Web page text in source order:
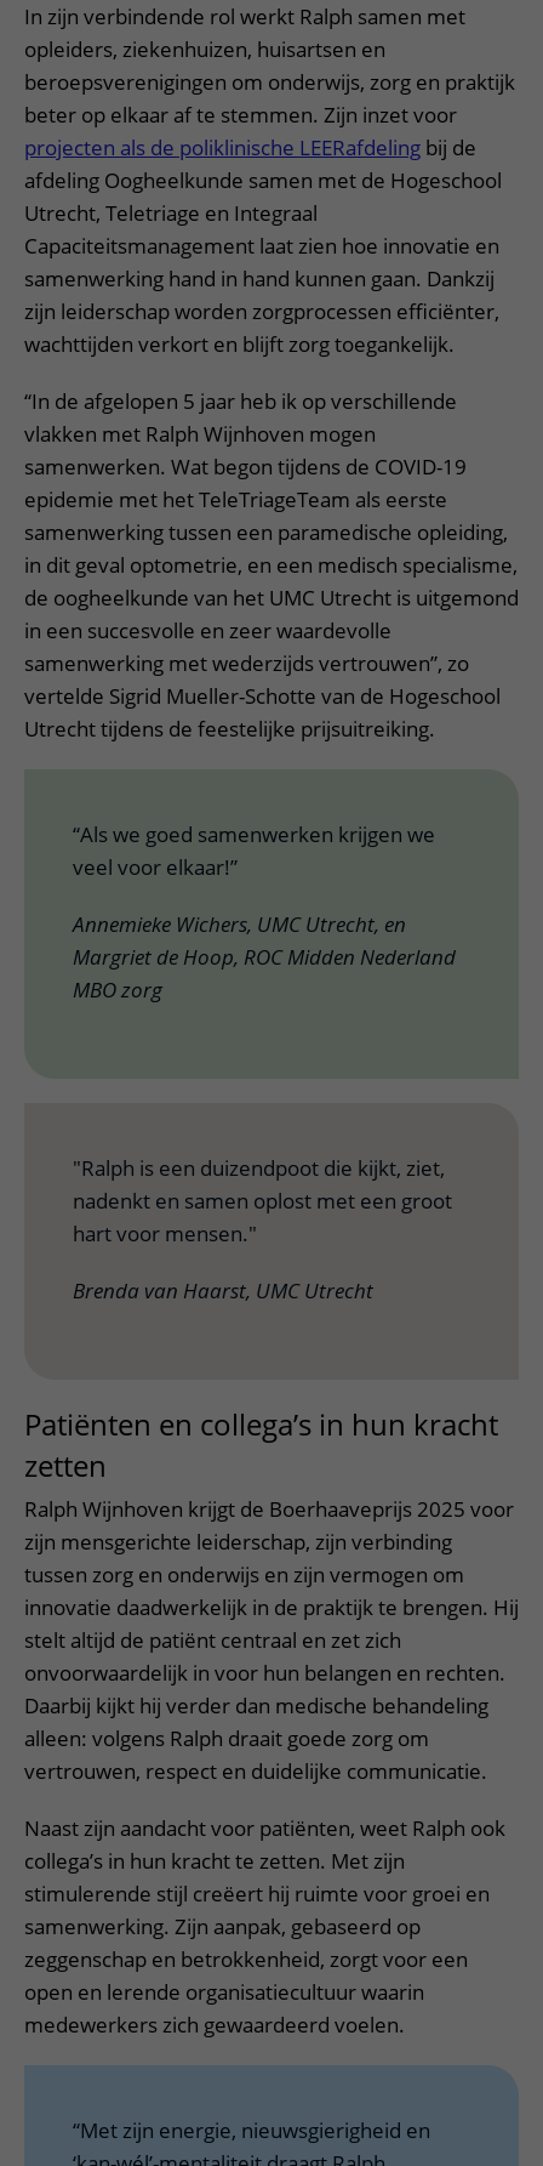
In zijn verbindende rol werkt Ralph samen met
opleiders, ziekenhuizen, huisartsen en
beroepsverenigingen om onderwijs, zorg en praktijk
beter op elkaar af te stemmen. Zijn inzet voor
projecten als de poliklinische LEERafdeling bij de
afdeling Oogheelkunde samen met de Hogeschool
Utrecht, Teletriage en Integraal
Capaciteitsmanagement laat zien hoe innovatie en
samenwerking hand in hand kunnen gaan. Dankzij
zijn leiderschap worden zorgprocessen efficiënter,
wachttijden verkort en blijft zorg toegankelijk.
“In de afgelopen 5 jaar heb ik op verschillende
vlakken met Ralph Wijnhoven mogen
samenwerken. Wat begon tijdens de COVID-19
epidemie met het TeleTriageTeam als eerste
samenwerking tussen een paramedische opleiding,
in dit geval optometrie, en een medisch specialisme,
de oogheelkunde van het UMC Utrecht is uitgemond
in een succesvolle en zeer waardevolle
samenwerking met wederzijds vertrouwen”, zo
vertelde Sigrid Mueller-Schotte van de Hogeschool
Utrecht tijdens de feestelijke prijsuitreiking.
“Als we goed samenwerken krijgen we
veel voor elkaar!”
Annemieke Wichers, UMC Utrecht, en
Margriet de Hoop, ROC Midden Nederland
MBO zorg
"Ralph is een duizendpoot die kijkt, ziet,
nadenkt en samen oplost met een groot
hart voor mensen."
Brenda van Haarst, UMC Utrecht
Patiënten en collega’s in hun kracht
zetten
Ralph Wijnhoven krijgt de Boerhaaveprijs 2025 voor
zijn mensgerichte leiderschap, zijn verbinding
tussen zorg en onderwijs en zijn vermogen om
innovatie daadwerkelijk in de praktijk te brengen. Hij
stelt altijd de patiënt centraal en zet zich
onvoorwaardelijk in voor hun belangen en rechten.
Daarbij kijkt hij verder dan medische behandeling
alleen: volgens Ralph draait goede zorg om
vertrouwen, respect en duidelijke communicatie.
Naast zijn aandacht voor patiënten, weet Ralph ook
collega’s in hun kracht te zetten. Met zijn
stimulerende stijl creëert hij ruimte voor groei en
samenwerking. Zijn aanpak, gebaseerd op
zeggenschap en betrokkenheid, zorgt voor een
open en lerende organisatiecultuur waarin
medewerkers zich gewaardeerd voelen.
“Met zijn energie, nieuwsgierigheid en